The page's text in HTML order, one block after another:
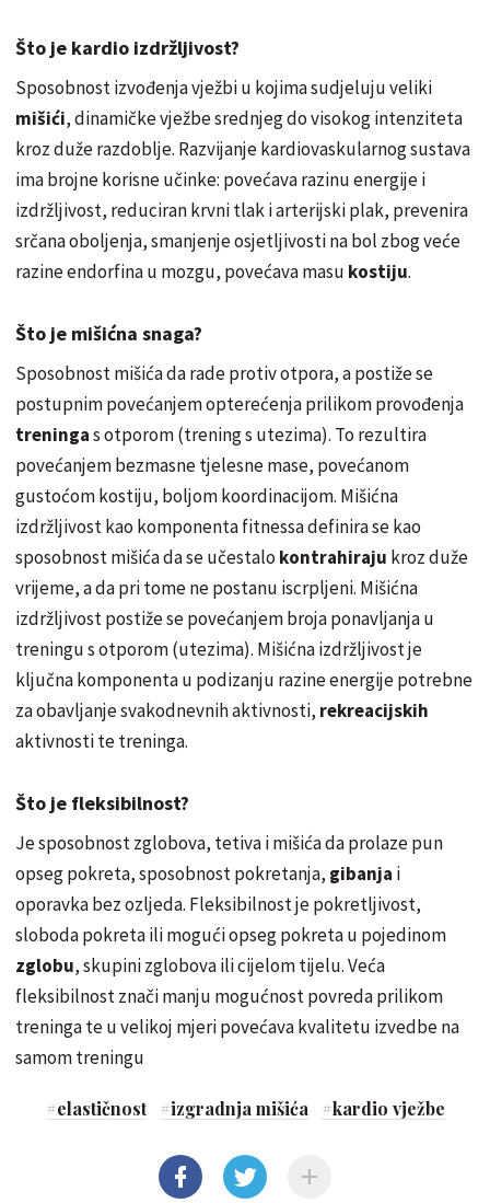
Što je kardio izdržljivost?
Sposobnost izvođenja vježbi u kojima sudjeluju veliki
mišići, dinamičke vježbe srednjeg do visokog intenziteta
kroz duže razdoblje. Razvijanje kardiovaskularnog sustava
ima brojne korisne učinke: povećava razinu energije i
izdržljivost, reduciran krvni tlak i arterijski plak, prevenira
srčana oboljenja, smanjenje osjetljivosti na bol zbog veće
razine endorfina u mozgu, povećava masu kostiju.
Što je mišićna snaga?
Sposobnost mišića da rade protiv otpora, a postiže se
postupnim povećanjem opterećenja prilikom provođenja
treningas otporom (trening s utezima). To rezultira
povećanjem bezmasne tjelesne mase, povećanom
gustoćom kostiju, boljom koordinacijom. Mišićna
izdržljivost kao komponenta fitnessa definira se kao
sposobnost mišića da se učestalo kontrahiraju kroz duže
vrijeme, a da pri tome ne postanu iscrpljeni. Mišićna
izdržljivost postiže se povećanjem broja ponavljanja u
treningu s otporom (utezima). Mišićna izdržljivost je
ključna komponenta u podizanju razine energije potrebne
za obavljanje svakodnevnih aktivnosti, rekreacijskih
aktivnosti te treninga.
Što je fleksibilnost?
Je sposobnost zglobova, tetiva i mišića da prolaze pun
opseg pokreta, sposobnost pokretanja, gibanja i
oporavka bez ozljeda. Fleksibilnost je pokretljivost,
sloboda pokreta ili mogući opseg pokreta u pojedinom
zglobu, skupini zglobova ili cijelom tijelu. Veća
fleksibilnost znači manju mogućnost povreda prilikom
treninga te u velikoj mjeri povećava kvalitetu izvedbe na
samom treningu
#elastičnost #izgradnja mišića #kardio vježbe